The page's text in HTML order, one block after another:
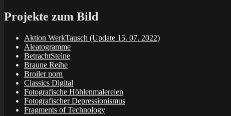
Projekte zum Bild
Aktion WerkTausch (Update 15. 07. 2022)
Aleatogramme
BetrachtSteine
Braune Reihe
Broiler porn
Classics Digital
Fotografische Höhlenmalereien
Fotografischer Depressionismus
Fragments of Technology